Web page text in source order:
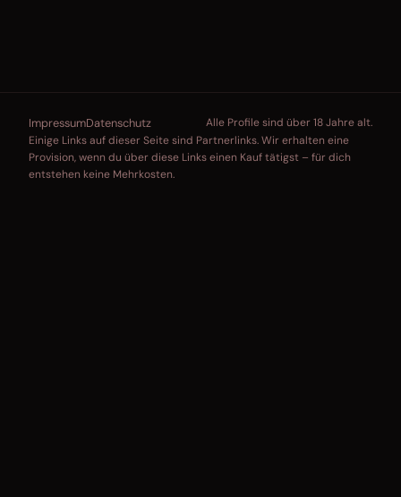
ImpressumDatenschutz
Alle Profile sind über 18 Jahre alt.
Einige Links auf dieser Seite sind Partnerlinks. Wir erhalten eine
Provision, wenn du über diese Links einen Kauf tätigst – für dich
entstehen keine Mehrkosten.